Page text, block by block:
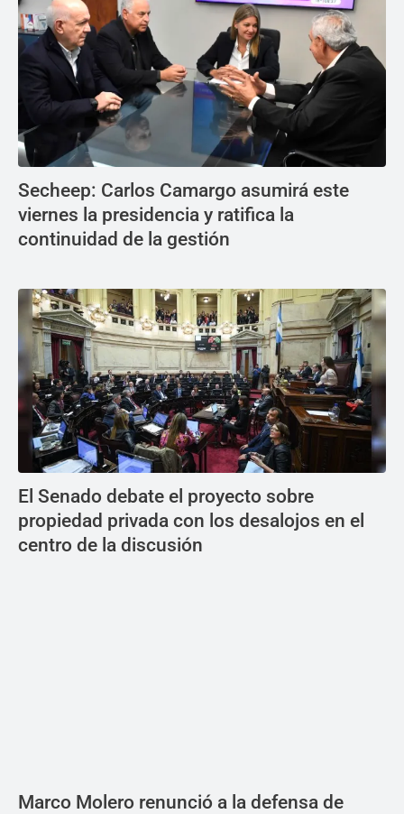
Secheep: Carlos Camargo asumirá este
viernes la presidencia y ratifica la
continuidad de la gestión
El Senado debate el proyecto sobre
propiedad privada con los desalojos en el
centro de la discusión
Marco Molero renunció a la defensa de